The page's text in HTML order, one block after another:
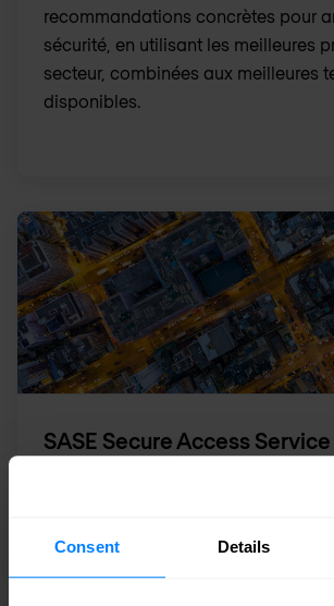
Consent Details
recommandations concrètes pour
sécurité, en utilisant les meilleures
secteur, combinées aux meilleures
disponibles.
SASE Secure Access
Une architecture réseau évolutive